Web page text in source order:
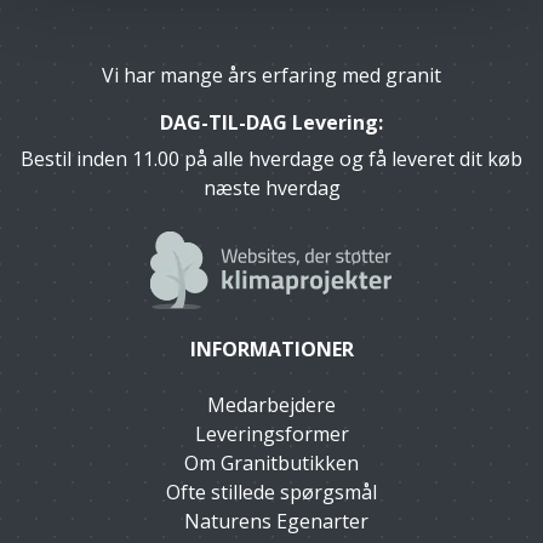
Vi har mange års erfaring med granit
DAG-TIL-DAG Levering:
Bestil inden 11.00 på alle hverdage og få leveret dit køb
næste hverdag
INFORMATIONER
Medarbejdere
Leveringsformer
Om Granitbutikken
Ofte stillede spørgsmål
Naturens Egenarter